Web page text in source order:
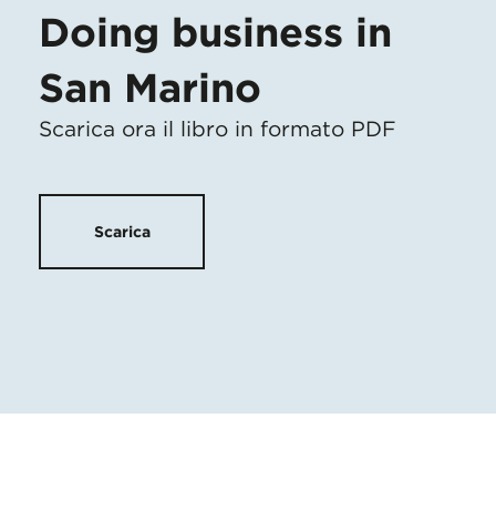
Doing business in
San Marino
Scarica ora il libro in formato PDF
Scarica